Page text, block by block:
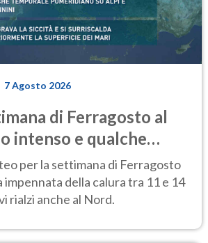
7 Agosto 2026
di Ferragosto al
intenso e qualche
per la settimana di Ferragosto
impennata della calura tra 11 e 14
rialzi anche al Nord.